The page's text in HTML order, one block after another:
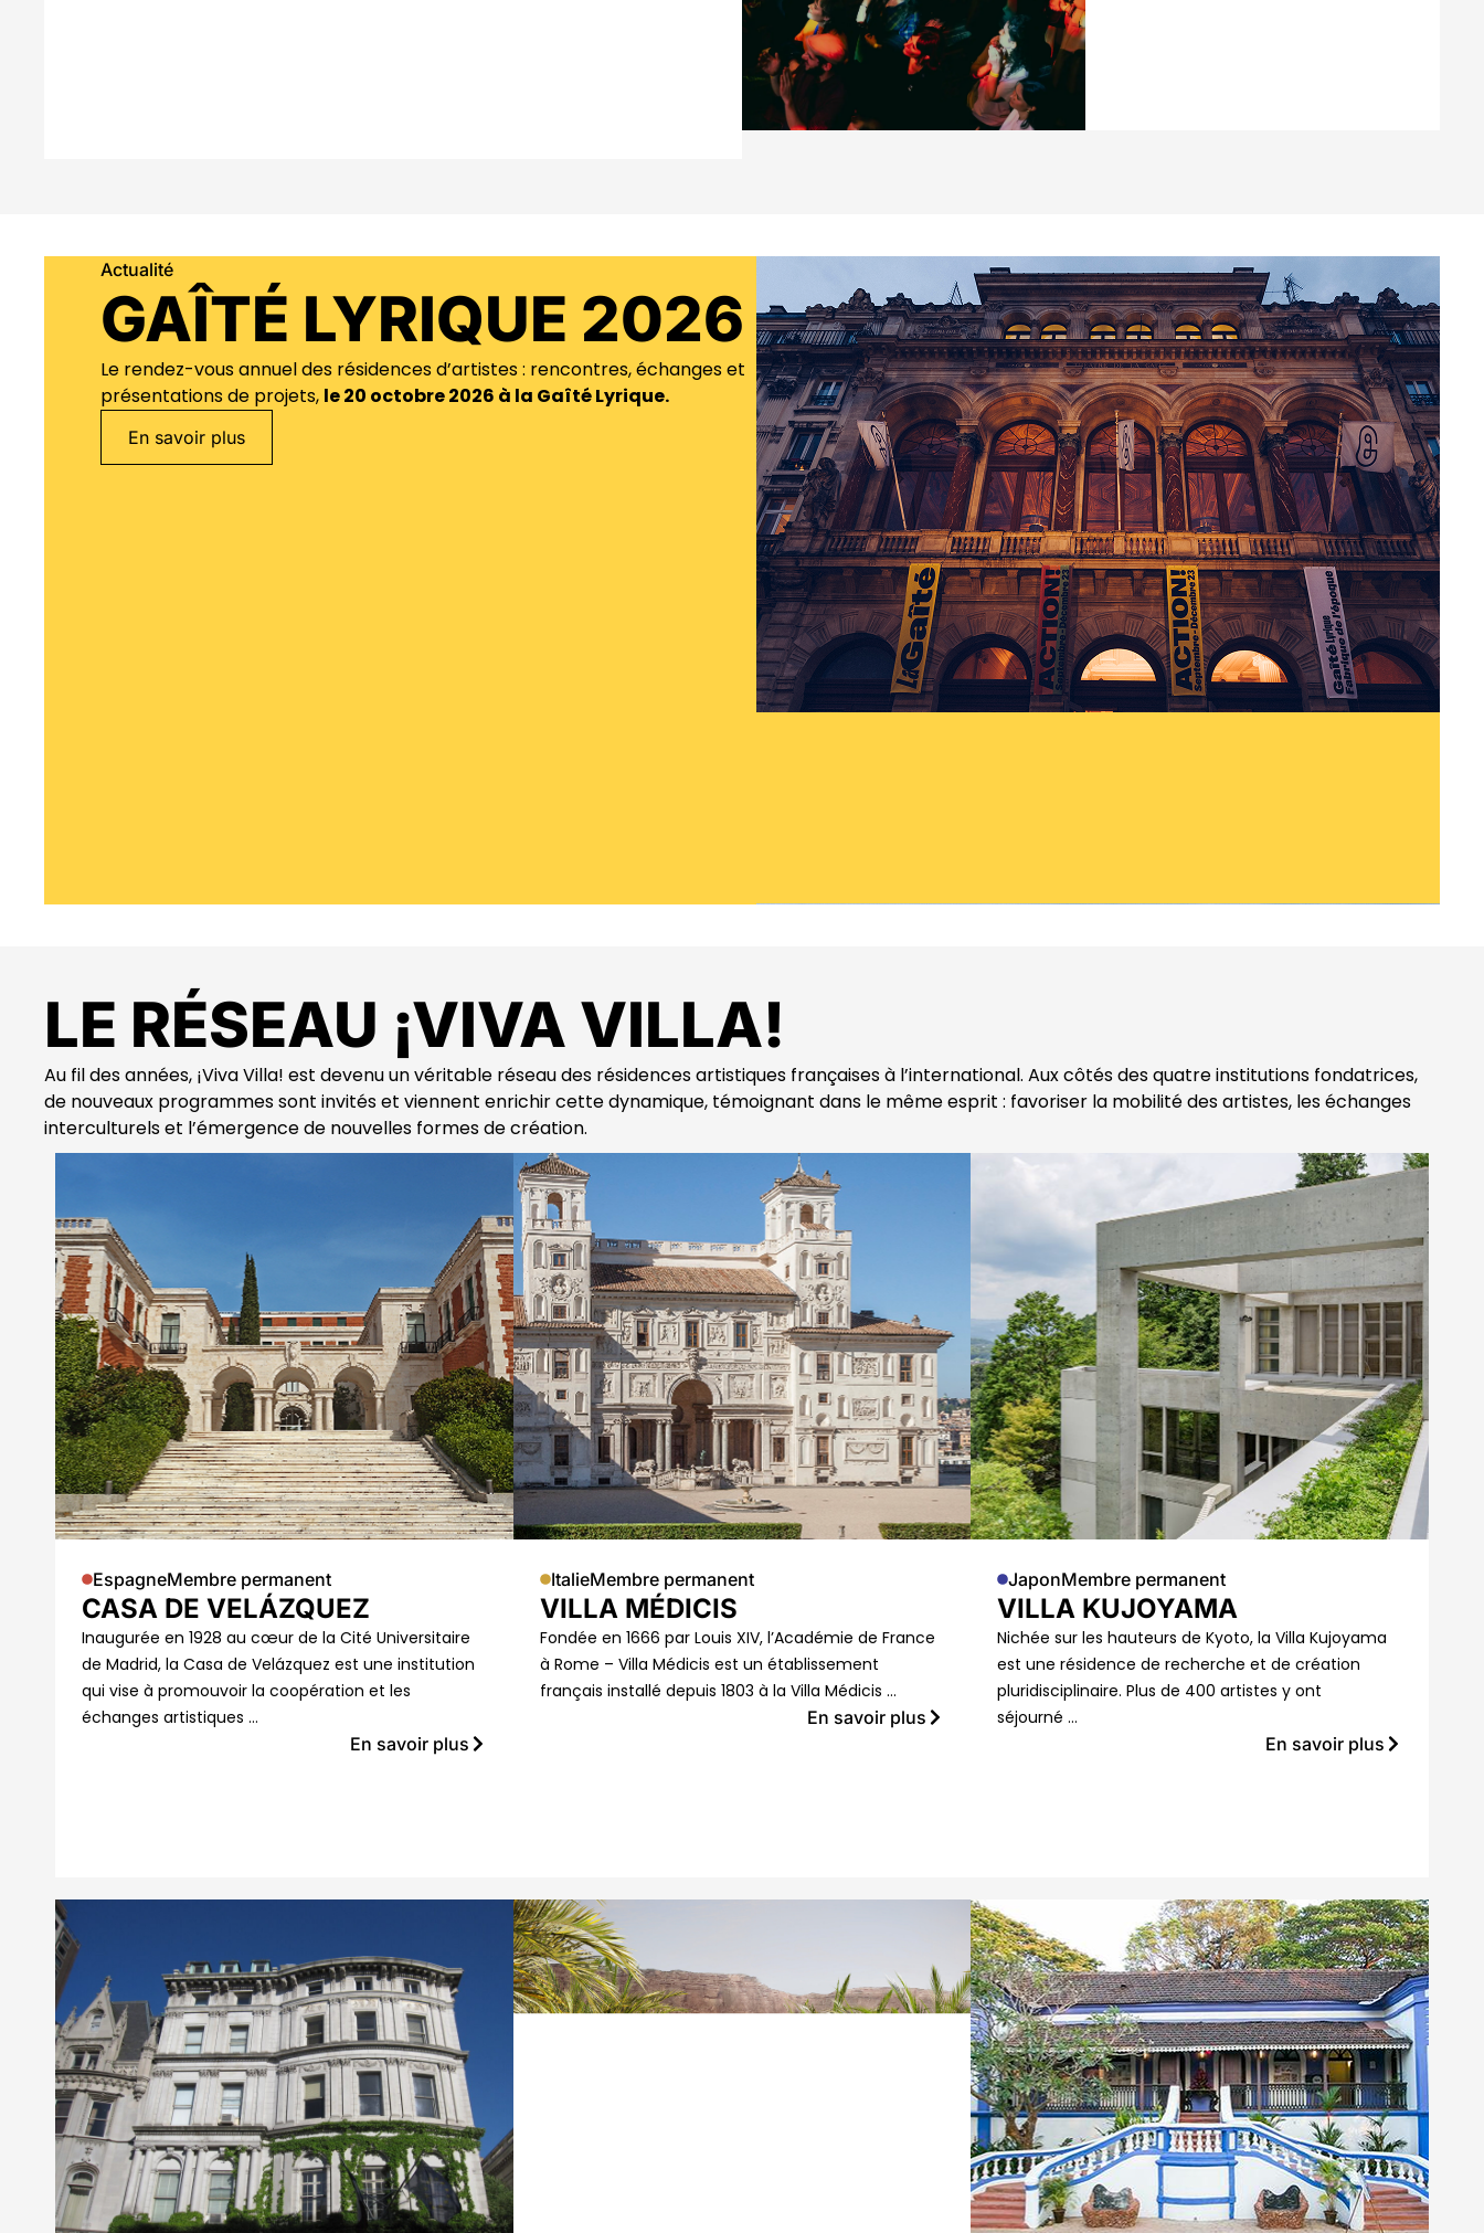
Actualité
GAÎTÉ LYRIQUE 2026
Le rendez-vous annuel des résidences d’artistes : rencontres, échanges et
présentations de projets, le 20 octobre 2026 à la Gaîté Lyrique.
En savoir plus
LE RÉSEAU ¡VIVA VILLA!
Au fil des années, ¡Viva Villa! est devenu un véritable réseau des résidences artistiques françaises à l’international. Aux côtés des quatre institutions fondatrices,
de nouveaux programmes sont invités et viennent enrichir cette dynamique, témoignant dans le même esprit : favoriser la mobilité des artistes, les échanges
interculturels et l’émergence de nouvelles formes de création.
EspagneMembre permanent
CASA DE VELÁZQUEZ
Inaugurée en 1928 au cœur de la Cité Universitaire
de Madrid, la Casa de Velázquez est une institution
qui vise à promouvoir la coopération et les
échanges artistiques …
En savoir plus
ItalieMembre permanent
VILLA MÉDICIS
Fondée en 1666 par Louis XIV, l’Académie de France
à Rome – Villa Médicis est un établissement
français installé depuis 1803 à la Villa Médicis …
En savoir plus
JaponMembre permanent
VILLA KUJOYAMA
Nichée sur les hauteurs de Kyoto, la Villa Kujoyama
est une résidence de recherche et de création
pluridisciplinaire. Plus de 400 artistes y ont
séjourné …
En savoir plus